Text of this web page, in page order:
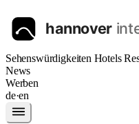
Sehenswürdigkeiten Hotels
News
Werben
de·en